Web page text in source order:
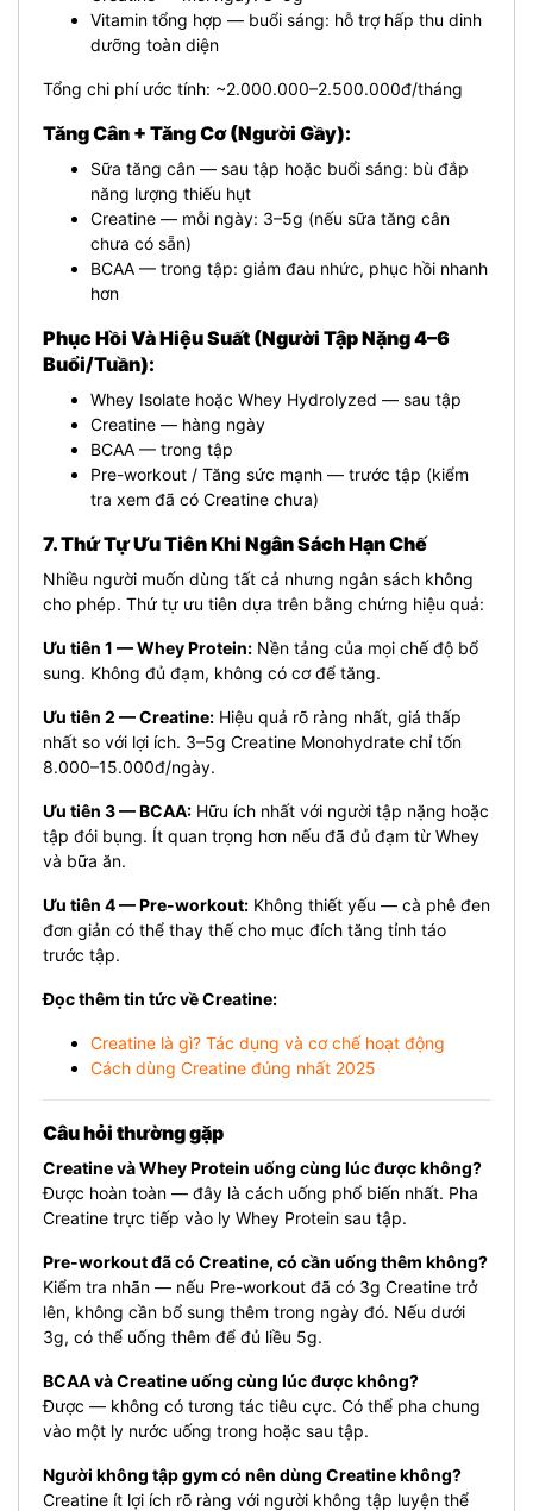
Vitamin tổng hợp — buổi sáng: hỗ trợ hấp thu dinh
dưỡng toàn diện
Tổng chi phí ước tính: ~2.000.000–2.500.000đ/tháng
Tăng Cân + Tăng Cơ (Người Gầy):
Sữa tăng cân — sau tập hoặc buổi sáng: bù đắp
năng lượng thiếu hụt
Creatine — mỗi ngày: 3–5g (nếu sữa tăng cân
chưa có sẵn)
BCAA — trong tập: giảm đau nhức, phục hồi nhanh
hơn
Phục Hồi Và Hiệu Suất (Người Tập Nặng 4–6
Buổi/Tuần):
Whey Isolate hoặc Whey Hydrolyzed — sau tập
Creatine — hàng ngày
BCAA — trong tập
Pre-workout / Tăng sức mạnh — trước tập (kiểm
tra xem đã có Creatine chưa)
7. Thứ Tự Ưu Tiên Khi Ngân Sách Hạn Chế
Nhiều người muốn dùng tất cả nhưng ngân sách không
cho phép. Thứ tự ưu tiên dựa trên bằng chứng hiệu quả:
Ưu tiên 1 — Whey Protein: Nền tảng của mọi chế độ bổ
sung. Không đủ đạm, không có cơ để tăng.
Ưu tiên 2 — Creatine: Hiệu quả rõ ràng nhất, giá thấp
nhất so với lợi ích. 3–5g Creatine Monohydrate chỉ tốn
8.000–15.000đ/ngày.
Ưu tiên 3 — BCAA: Hữu ích nhất với người tập nặng hoặc
tập đói bụng. Ít quan trọng hơn nếu đã đủ đạm từ Whey
và bữa ăn.
Ưu tiên 4 — Pre-workout: Không thiết yếu — cà phê đen
đơn giản có thể thay thế cho mục đích tăng tỉnh táo
trước tập.
Đọc thêm tin tức về Creatine:
Creatine là gì? Tác dụng và cơ chế hoạt động
Cách dùng Creatine đúng nhất 2025
Câu hỏi thường gặp
Creatine và Whey Protein uống cùng lúc được không?
Được hoàn toàn — đây là cách uống phổ biến nhất. Pha
Creatine trực tiếp vào ly Whey Protein sau tập.
Pre-workout đã có Creatine, có cần uống thêm không?
Kiểm tra nhãn — nếu Pre-workout đã có 3g Creatine trở
lên, không cần bổ sung thêm trong ngày đó. Nếu dưới
3g, có thể uống thêm để đủ liều 5g.
BCAA và Creatine uống cùng lúc được không?
Được — không có tương tác tiêu cực. Có thể pha chung
vào một ly nước uống trong hoặc sau tập.
Người không tập gym có nên dùng Creatine không?
Creatine ít lợi ích rõ ràng với người không tập luyện thể